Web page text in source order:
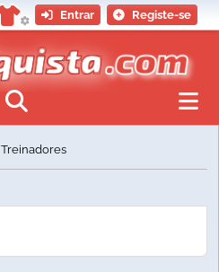
Entrar Registe-se
Treinadores